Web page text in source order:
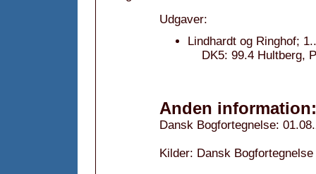
Udgaver:
Lindhardt og Ringhof;
DK5: 99.4 Hultberg,
Anden information:
Dansk Bogfortegnelse:
Kilder: Dansk